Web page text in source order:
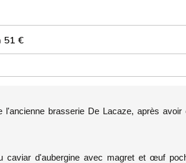
51 €
brasserie De Lacaze, après avoir
caviar d'aubergine avec magret et œuf